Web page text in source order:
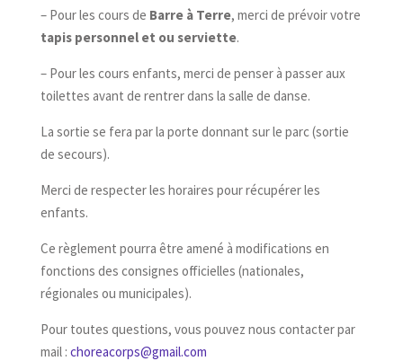
– Pour les cours de Barre à Terre, merci de prévoir votre
tapis personnel et ou serviette.
– Pour les cours enfants, merci de penser à passer aux
toilettes avant de rentrer dans la salle de danse.
La sortie se fera par la porte donnant sur le parc (sortie
de secours).
Merci de respecter les horaires pour récupérer les
enfants.
Ce règlement pourra être amené à modifications en
fonctions des consignes officielles (nationales,
régionales ou municipales).
Pour toutes questions, vous pouvez nous contacter par
mail : choreacorps@gmail.com